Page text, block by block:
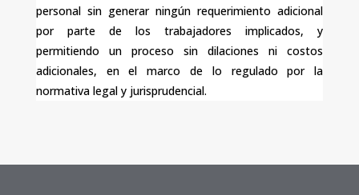
personal sin generar ningún requerimiento adicional
por parte de los trabajadores implicados, y
permitiendo un proceso sin dilaciones ni costos
adicionales, en el marco de lo regulado por la
normativa legal y jurisprudencial.